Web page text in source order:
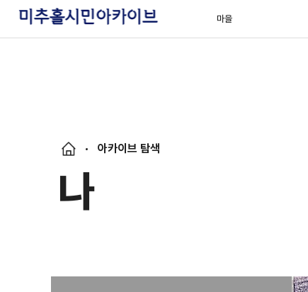
마을
아카이브 탐색
나